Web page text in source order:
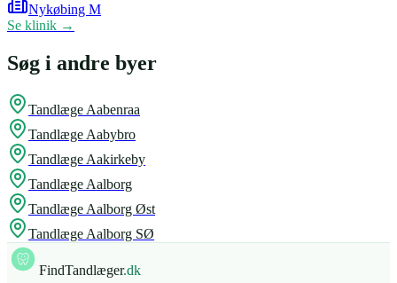
Nykøbing M
Se klinik →
Søg i andre byer
Tandlæge Aabenraa
Tandlæge Aabybro
Tandlæge Aakirkeby
Tandlæge Aalborg
Tandlæge Aalborg Øst
Tandlæge Aalborg SØ
FindTandlæger.dk